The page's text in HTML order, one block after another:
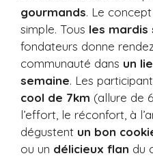
gourmands. Le
simple. Tous les mardis
fondateurs donne
communauté dans un
semaine. Les
cool de 7km (allure de
l’effort, le réconfort, à
dégustent un bon
ou un délicieux flan du